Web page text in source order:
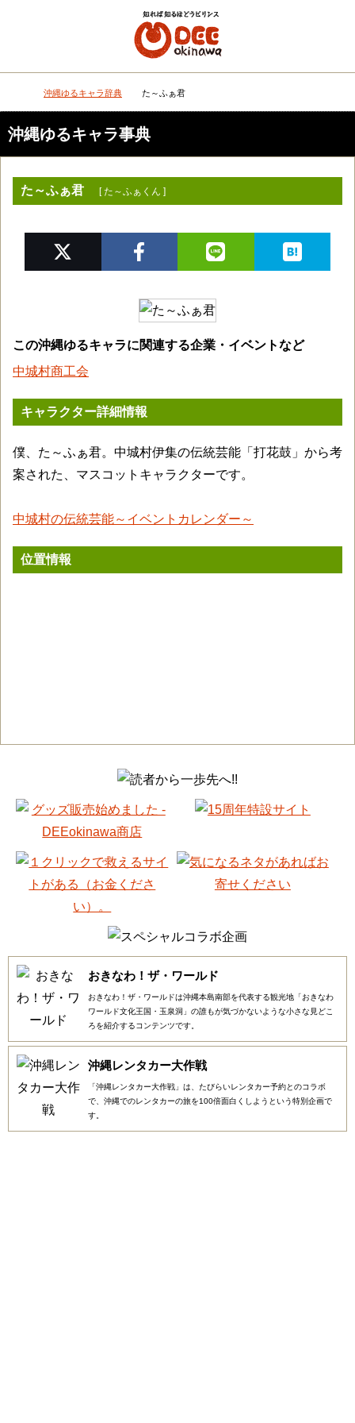
DEEokinawaトップ
沖縄ゆるキャラ辞典 た～ふぁ君
沖縄ゆるキャラ事典
た～ふぁ君 [ た～ふぁくん ]
この沖縄ゆるキャラに関連する企業・イベントなど
中城村商工会
キャラクター詳細情報
僕、た～ふぁ君。中城村伊集の伝統芸能「打花鼓」から考
案された、マスコットキャラクターです。
中城村の伝統芸能～イベントカレンダー～
位置情報
おきなわ！ザ・ワールド
おきなわ！ザ・ワールドは沖縄本島南部を代表する観光地「おきなわ
ワールド文化王国・玉泉洞」の誰もが気づかないような小さな見どこ
ろを紹介するコンテンツです。
沖縄レンタカー大作戦
「沖縄レンタカー大作戦」は、たびらいレンタカー予約とのコラボ
で、沖縄でのレンタカーの旅を100倍面白くしようという特別企画で
す。